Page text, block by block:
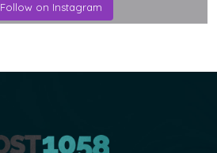
Follow on Instagram